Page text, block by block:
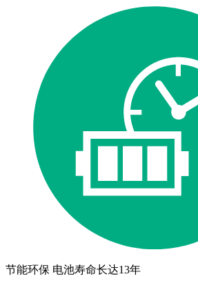
节能环保 电池寿命长达13年